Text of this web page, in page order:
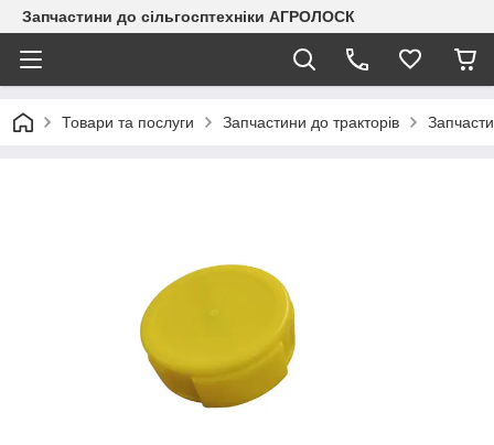
Запчастини до сільгосптехніки АГРОЛОСК
Товари та послуги Запчастини до тракторів